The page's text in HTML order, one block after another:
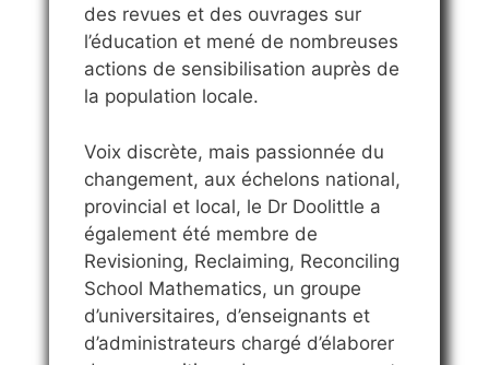
des revues et des ouvrages sur
l’éducation et mené de nombreuses
actions de sensibilisation auprès de
la population locale.
Voix discrète, mais passionnée du
changement, aux échelons national,
provincial et local, le Dr Doolittle a
également été membre de
Revisioning, Reclaiming, Reconciling
School Mathematics, un groupe
d’universitaires, d’enseignants et
d’administrateurs chargé d’élaborer